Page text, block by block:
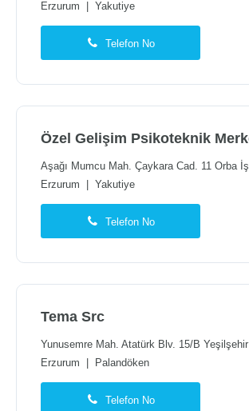
Erzurum
Yakutiye
Telefon No
Özel Gelişim Psikoteknik
Aşağı Mumcu Mah. Çaykara Cad. 11 Orba
Erzurum
Yakutiye
Telefon No
Tema Src
Yunusemre Mah. Atatürk Blv. 15/B
Erzurum
Palandöken
Telefon No